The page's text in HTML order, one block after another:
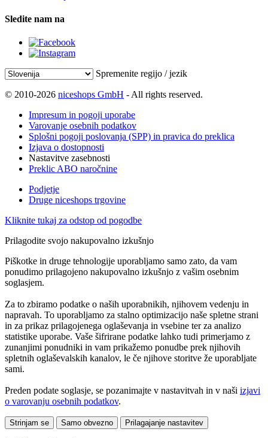
Sledite nam na
Spremenite regijo / jezik
© 2010-2026 niceshops GmbH - All rights reserved.
Impresum in pogoji uporabe
Varovanje osebnih podatkov
Splošni pogoji poslovanja (SPP) in pravica do preklica
Izjava o dostopnosti
Nastavitve zasebnosti
Preklic ABO naročnine
Podjetje
Druge niceshops trgovine
Kliknite tukaj za odstop od pogodbe
Prilagodite svojo nakupovalno izkušnjo
Piškotke in druge tehnologije uporabljamo samo zato, da vam
ponudimo prilagojeno nakupovalno izkušnjo z vašim osebnim
soglasjem.
Za to zbiramo podatke o naših uporabnikih, njihovem vedenju in
napravah. To uporabljamo za stalno optimizacijo naše spletne strani
in za prikaz prilagojenega oglaševanja in vsebine ter za analizo
statistike uporabe. Vaše šifrirane podatke lahko tudi primerjamo z
zunanjimi ponudniki in vam prikažemo ponudbe prek njihovih
spletnih oglaševalskih kanalov, le če njihove storitve že uporabljate
sami.
Preden podate soglasje, se pozanimajte v nastavitvah in v naši izjavi
o varovanju osebnih podatkov.
Strinjam se Samo obvezno Prilagajanje nastavitev